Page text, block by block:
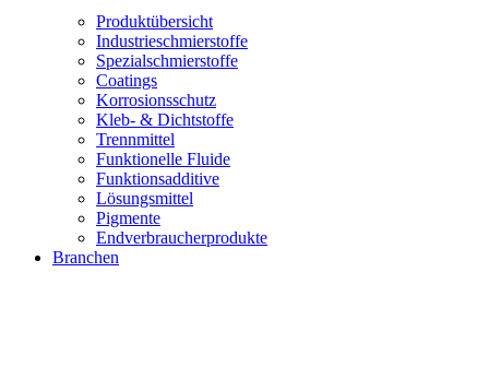
Produktübersicht
Industrieschmierstoffe
Spezialschmierstoffe
Coatings
Korrosionsschutz
Kleb- & Dichtstoffe
Trennmittel
Funktionelle Fluide
Funktionsadditive
Lösungsmittel
Pigmente
Endverbraucherprodukte
Branchen